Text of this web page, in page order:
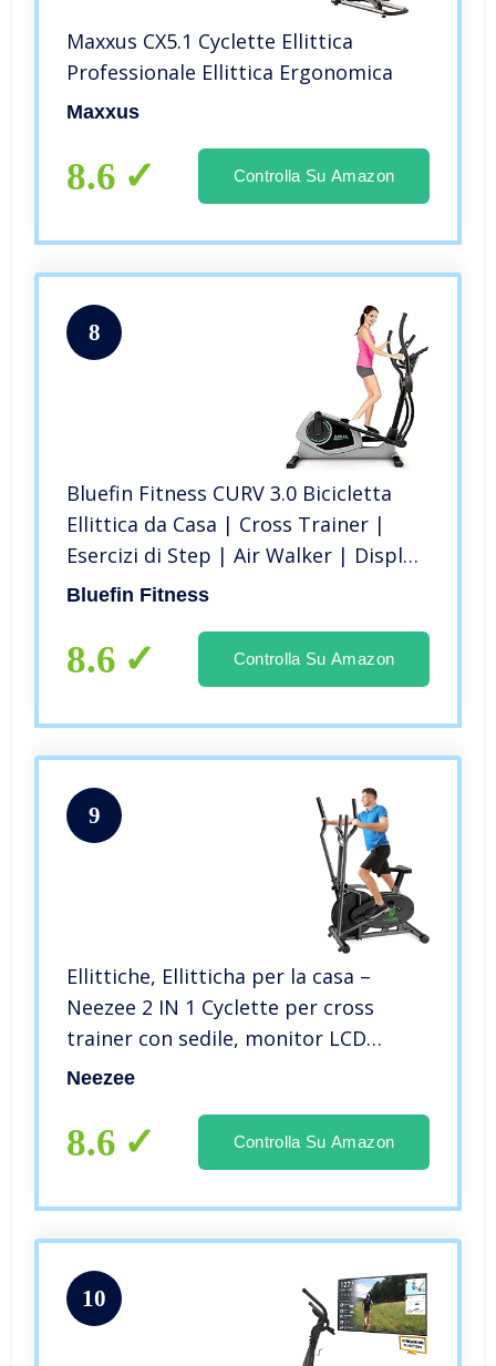
Maxxus CX5.1 Cyclette Ellittica
Professionale Ellittica Ergonomica
Maxxus
8.6 Controlla Su Amazon
8
Bluefin Fitness CURV 3.0 Bicicletta
Ellittica da Casa | Cross Trainer |
Esercizi di Step | Air Walker | Display
LCD Digitale | Bluetooth | App
Bluefin Fitness
8.6 Controlla Su Amazon
9
Ellittiche, Ellitticha per la casa –
Neezee 2 IN 1 Cyclette per cross
trainer con sedile, monitor LCD
intelligente, allenamento migliorato
Neezee
8.6 Controlla Su Amazon
10